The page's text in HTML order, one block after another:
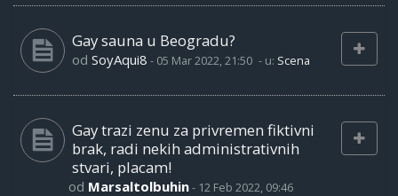
Gay sauna u Beogradu?
od SoyAqui8 - 05 Mar 2022, 21:50 - u: Scena
Gay trazi zenu za privremen fiktivni
brak, radi nekih administrativnih
stvari, placam!
od Marsaltolbuhin- 12 Feb 2022, 09:46